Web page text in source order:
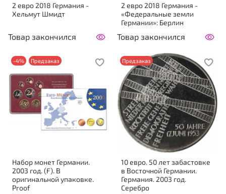
2 евро 2018 Германия -
Хельмут Шмидт
Товар закончился
2 евро 2018 Германия -
«Федеральные земли
Германии»: Берлин
Товар закончился
-4% Предзаказ
Набор монет Германии.
2003 год. (F). В
оригинальной упаковке.
Proof
Предзаказ
10 евро. 50 лет забастовке
в Восточной Германии.
Германия. 2003 год.
Серебро